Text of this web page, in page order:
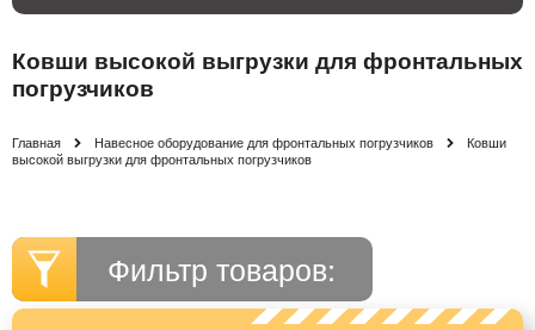
Ковши высокой выгрузки для фронтальных
погрузчиков
Главная Навесное оборудование для фронтальных погрузчиков
Ковши
высокой выгрузки для фронтальных погрузчиков
Фильтр товаров: